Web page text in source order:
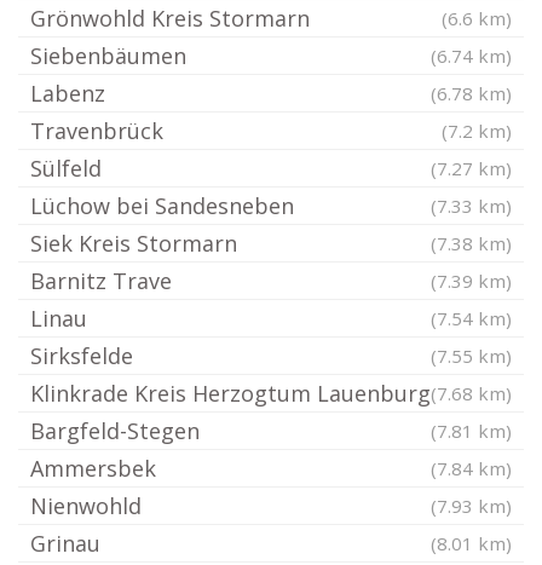
Grönwohld Kreis Stormarn (6.6 km)
Siebenbäumen (6.74 km)
Labenz (6.78 km)
Travenbrück (7.2 km)
Sülfeld (7.27 km)
Lüchow bei Sandesneben (7.33 km)
Siek Kreis Stormarn (7.38 km)
Barnitz Trave (7.39 km)
Linau (7.54 km)
Sirksfelde (7.55 km)
Klinkrade Kreis Herzogtum Lauenburg(7.68 km)
Bargfeld-Stegen (7.81 km)
Ammersbek (7.84 km)
Nienwohld (7.93 km)
Grinau (8.01 km)